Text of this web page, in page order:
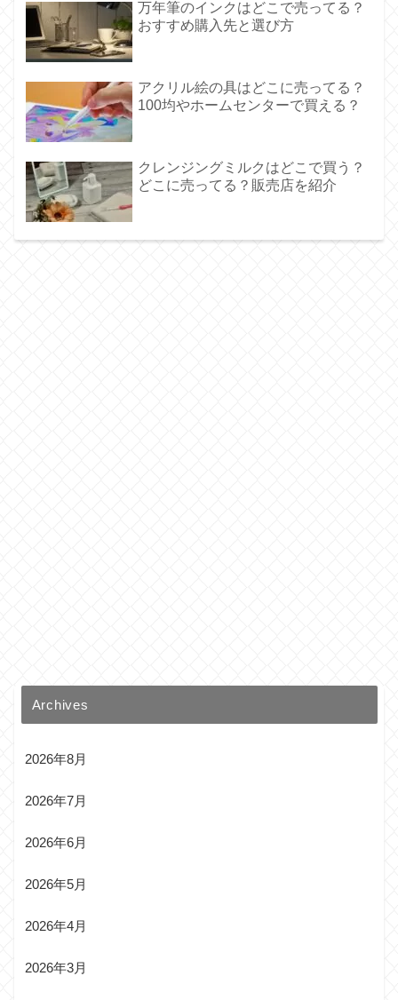
万年筆のインクはどこで売ってる？
おすすめ購入先と選び方
アクリル絵の具はどこに売ってる？
100均やホームセンターで買える？
クレンジングミルクはどこで買う？
どこに売ってる？販売店を紹介
Archives
2026年8月
2026年7月
2026年6月
2026年5月
2026年4月
2026年3月